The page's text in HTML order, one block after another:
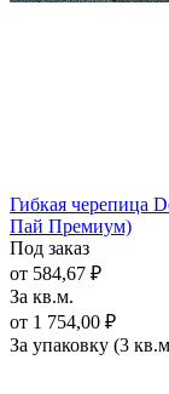
Гибкая черепица
Пай Премиум)
Под заказ
от 584,67 ₽
За кв.м.
от 1 754,00 ₽
За упаковку (3